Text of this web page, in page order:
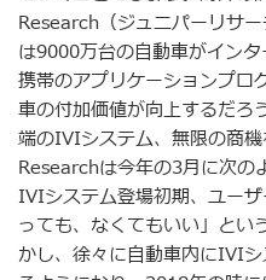
Research（ジュニパーリサ
は9000万台の自動車がインタ
携帯のアプリケーションプロ
車の付加価値が向上するだ
端のIVIシステム、無限の商
Researchは今年の3月に次の
IVIシステム登場初期、ユー
っても、なくてもいい」とい
かし、徐々に自動車内にIVI